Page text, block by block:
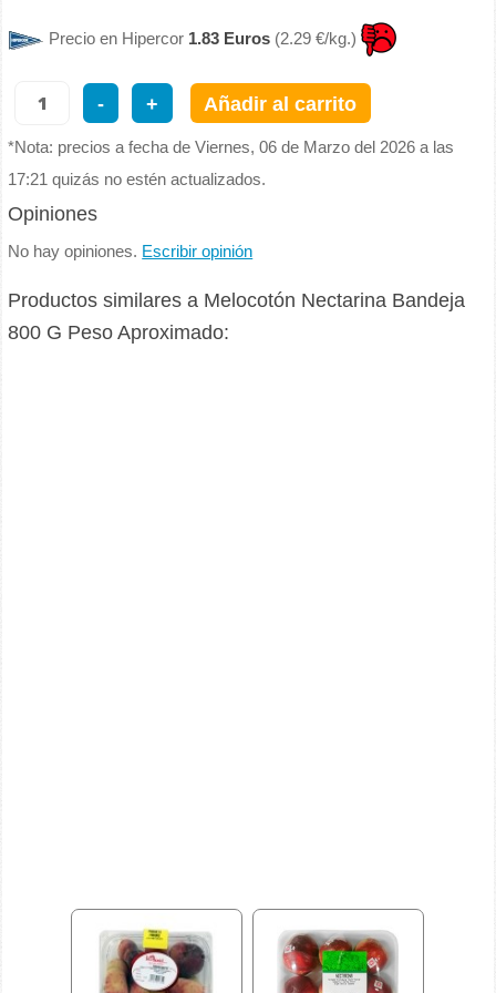
Precio en Hipercor 1.83 Euros (2.29 €/kg.)
- + Añadir al carrito
*Nota: precios a fecha de Viernes, 06 de Marzo del 2026 a las
17:21 quizás no estén actualizados.
Opiniones
No hay opiniones. Escribir opinión
Productos similares a Melocotón Nectarina Bandeja
800 G Peso Aproximado: